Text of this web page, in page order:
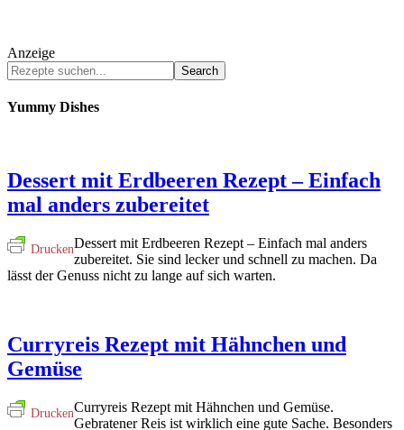
Anzeige
Yummy Dishes
Dessert mit Erdbeeren Rezept – Einfach
mal anders zubereitet
DruckenDessert mit Erdbeeren Rezept – Einfach mal anders
zubereitet. Sie sind lecker und schnell zu machen. Da
lässt der Genuss nicht zu lange auf sich warten.
Curryreis Rezept mit Hähnchen und
Gemüse
DruckenCurryreis Rezept mit Hähnchen und Gemüse.
Gebratener Reis ist wirklich eine gute Sache. Besonders